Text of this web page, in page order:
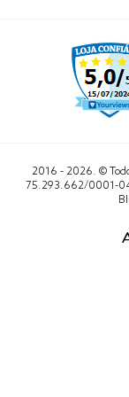
2016 - 2026. ©
75.293.662/0001-04